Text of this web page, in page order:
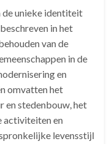
de unieke identiteit
in het
van de
in de
en
omvatten het
en stedenbouw, het
activiteiten en
levensstijl